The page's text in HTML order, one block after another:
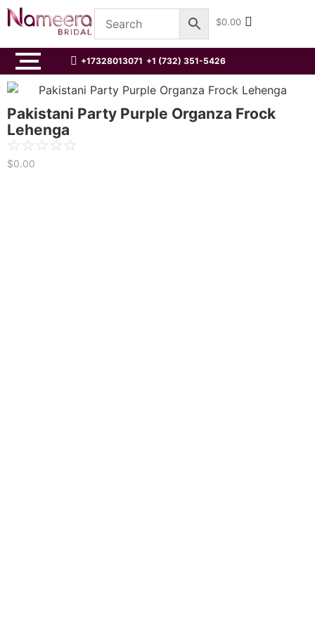
$0.00
+17328013071 +1 (732) 351-5426
Pakistani Party Purple Organza Frock
Lehenga
☆☆☆☆☆
$0.00